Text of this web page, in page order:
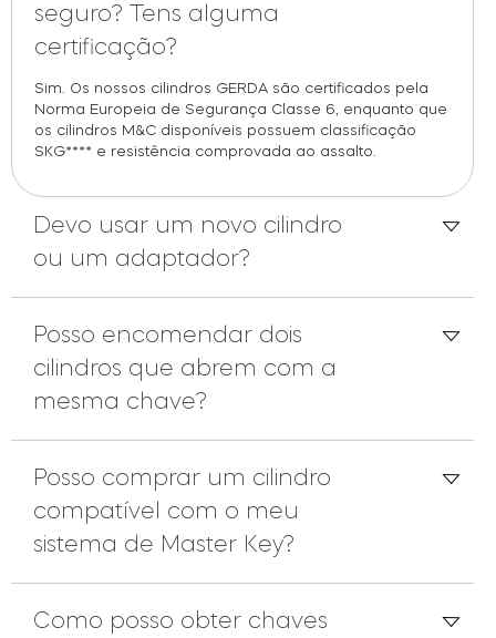
seguro? Tens alguma
certificação?
Sim. Os nossos cilindros GERDA são certificados pela
Norma Europeia de Segurança Classe 6, enquanto que
os cilindros M&C disponíveis possuem classificação
SKG**** e resistência comprovada ao assalto.
Devo usar um novo cilindro
ou um adaptador?
Posso encomendar dois
cilindros que abrem com a
mesma chave?
Posso comprar um cilindro
compatível com o meu
sistema de Master Key?
Como posso obter chaves